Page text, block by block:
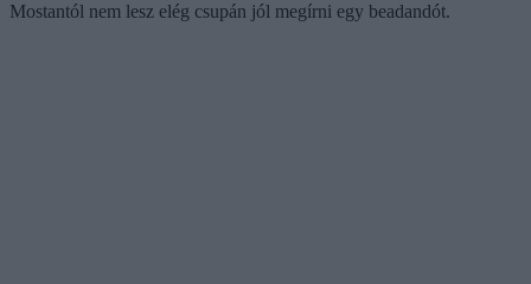
Mostantól nem lesz elég csupán jól megírni egy beadandót.